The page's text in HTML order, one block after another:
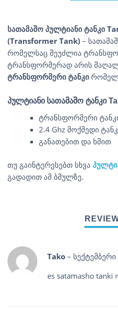
სათამაშო პულტიანი ტანკი
(Transformer Tank) –
რომელსაც შეუძლია
ტრანსფორმერად არის
ტრანსფორმერი ტანკი
პულტიანი სათამაშო ტანკი
ტრანსფორმერი
2.4 Ghz მოქმედი
განათებით და ხმით
თუ გაინტერესებთ სხვა
გადადით ამ ბმულზე.
Tako –
es satamasho tanki